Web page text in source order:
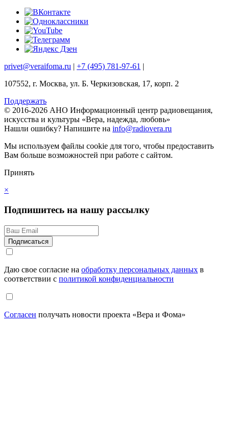
privet@veraifoma.ru +7 (495) 781-97-61
107552, г. Москва, ул. Б. Черкизовская, 17, корп. 2
Поддержать
© 2016-2026 АНО Информационный центр радиовещания,
искусства и культуры «Вера, надежда, любовь»
Нашли ошибку? Напишите на info@radiovera.ru
Мы используем файлы cookie для того, чтобы предоставить
Вам больше возможностей при работе с сайтом.
Принять
×
Подпишитесь на нашу рассылку
Даю свое согласие на обработку персональных данных в
соответствии с политикой конфиденциальности
Согласен получать новости проекта «Вера и Фома»